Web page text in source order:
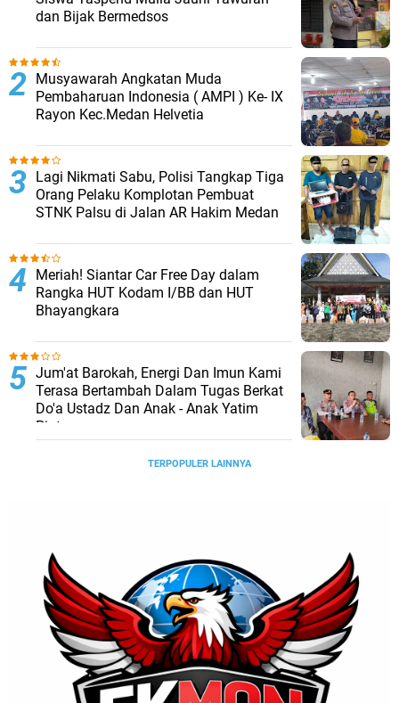
dan Bijak Bermedsos
Musyawarah Angkatan Muda
Pembaharuan Indonesia ( AMPI ) Ke- IX
Rayon Kec.Medan Helvetia
Lagi Nikmati Sabu, Polisi Tangkap Tiga
Orang Pelaku Komplotan Pembuat
STNK Palsu di Jalan AR Hakim Medan
Meriah! Siantar Car Free Day dalam
Rangka HUT Kodam I/BB dan HUT
Bhayangkara
Jum'at Barokah, Energi Dan Imun Kami
Terasa Bertambah Dalam Tugas Berkat
Do'a Ustadz Dan Anak - Anak Yatim
Piatu
TERPOPULER LAINNYA